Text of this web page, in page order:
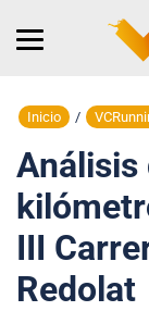
Inicio /
Análisis
III
Redolat